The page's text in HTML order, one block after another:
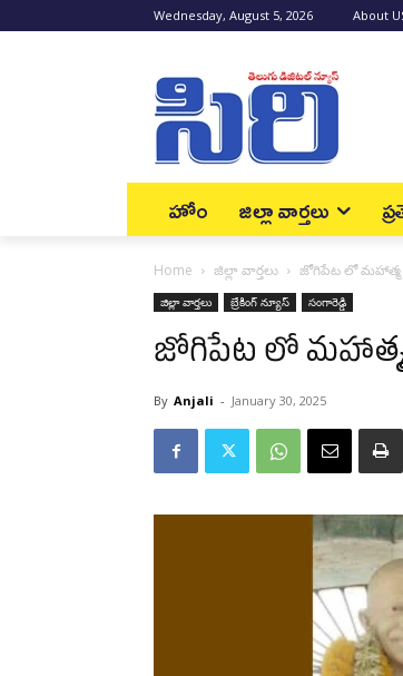
Wednesday, August 5, 2026 About
హోం జిల్లా వార్త‌లు
Home జిల్లా వార్త‌లు జోగిపేట లో మహాత్మ
జిల్లా వార్త‌లు బ్రేకింగ్ న్యూస్‌ సంగారెడ్డి
జోగిపేట లో మహాత్మ
By Anjali - January 30, 2025